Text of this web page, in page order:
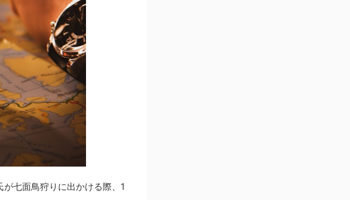
七面鳥狩りに出かける際、1